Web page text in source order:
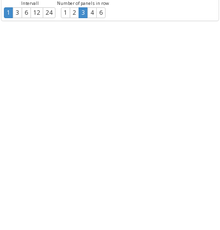
Intervall
1 3 6 12 24
Number of panels in row
1 2 3 4 6